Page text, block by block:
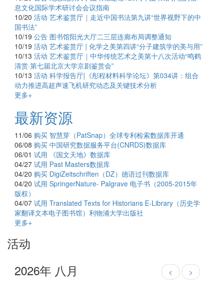
息文化国际学术研讨会会议指南
10/20 活动 艺术鉴赏厅｜走近中国书法第九讲“世界视野下的中
国书法”
10/19 公告 图书馆阳光大厅二三层连廊布局调整通知
10/19 活动 艺术鉴赏厅 | 化学之美第四讲“分子建筑学的美与用”
10/13 活动 艺术鉴赏厅｜中华传统艺术之美第十八次活动“鸣鹤
清赏·第七届北京大学京剧鉴赏会”
10/13 活动 科学报告厅|《彤程材料科学论坛》第034讲：组合
动力推进高超声速飞机研究动态及关键技术分析
更多+
最新资源
11/06 购买 智慧芽（PatSnap）全球专利检索数据库开通
06/08 购买 中国研究数据服务平台(CNRDS)数据库
06/01 试用
《国文天地》数据库
04/27 试用 Past Masters数据库
04/20 购买 DigiZeitschriften（DZ）德语过刊数据库
04/20 试用 SpringerNature- Palgrave 电子书（2005-2015年
版权）
04/07 试用 Translated Texts for Historians E-Library（历史学
家翻译文本电子图书馆）利物浦大学出版社
更多+
活动
2026年 八月
< >